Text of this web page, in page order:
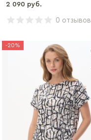
2 090 руб.
0 отзывов
-20%